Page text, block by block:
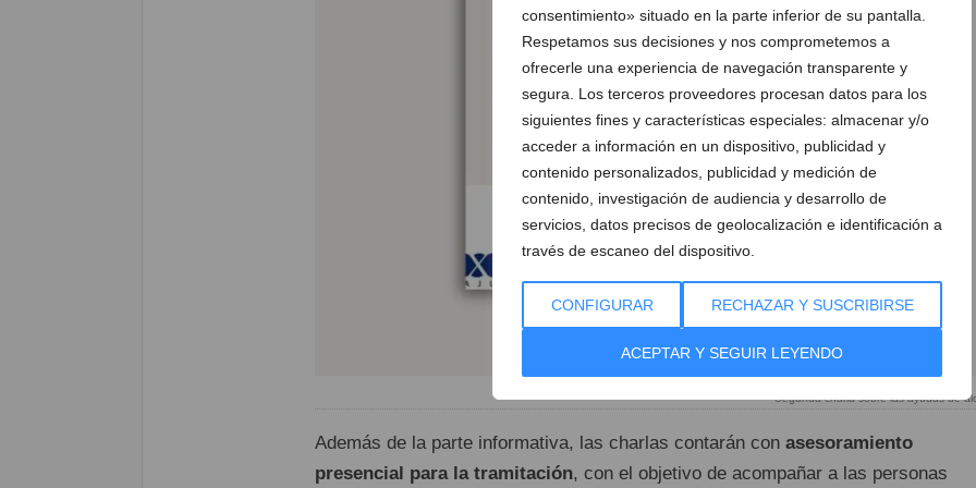
consentimiento» situado en la parte inferior de su pantalla.
Respetamos sus decisiones y nos comprometemos a
ofrecerle una experiencia de navegación transparente y
segura. Los terceros proveedores procesan datos para los
siguientes fines y características especiales: almacenar y/o
acceder a información en un dispositivo, publicidad y
contenido personalizados, publicidad y medición de
contenido, investigación de audiencia y desarrollo de
servicios, datos precisos de geolocalización e identificación a
través de escaneo del dispositivo.
CONFIGURAR RECHAZAR Y SUSCRIBIRSE
ACEPTAR Y SEGUIR LEYENDO
Segunda charla sobre las ayudas de
Además de la parte informativa, las charlas contarán con asesoramiento
presencial para la tramitación, con el objetivo de acompañar a las personas